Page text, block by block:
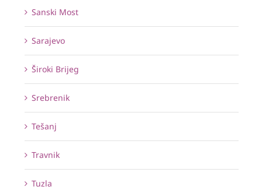
Sanski Most
Sarajevo
Široki Brijeg
Srebrenik
Tešanj
Travnik
Tuzla